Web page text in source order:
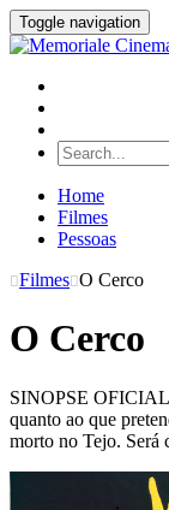
Toggle navigation
Home
Filmes
Pessoas
Filmes O Cerco
O Cerco
SINOPSE OFICIAL:
quanto ao que
morto no Tejo. Será